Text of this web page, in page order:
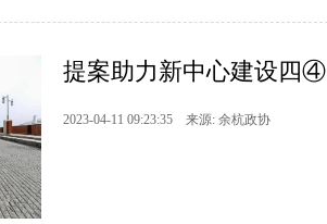
提案助力新中心建设四
2023-04-11 09:23:35 来源: 余杭政协